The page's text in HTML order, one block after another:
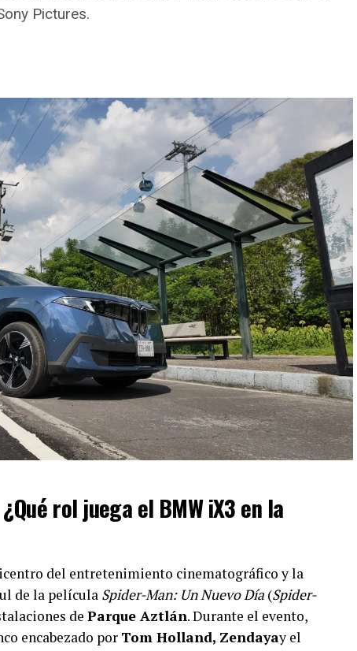
Pictures.
rol juega el BMW iX3 en la
del entretenimiento cinematográfico y la
de la película Spider-Man: Un Nuevo Día (Spider-
de Parque Aztlán. Durante el evento,
encabezado por Tom Holland, Zendayay el